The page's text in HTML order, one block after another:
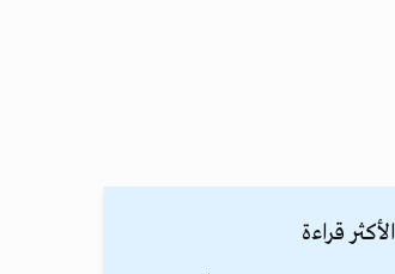
الأكثر قراءة